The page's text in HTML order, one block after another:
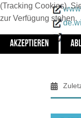
(Tracking Cookies).
zur Verfügung stehen.
AKZEPTIEREN